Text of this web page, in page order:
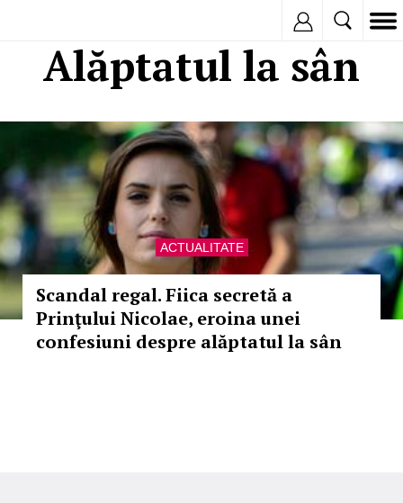
Alăptatul la sân
ACTUALITATE
Scandal regal. Fiica secretă a
Prinţului Nicolae, eroina unei
confesiuni despre alăptatul la sân